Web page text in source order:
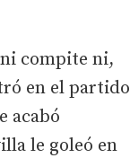
compite ni,
en el partido
acabó
le goleó en